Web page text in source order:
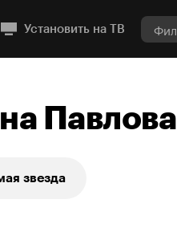
Установить на ТВ
Павлова
звезда